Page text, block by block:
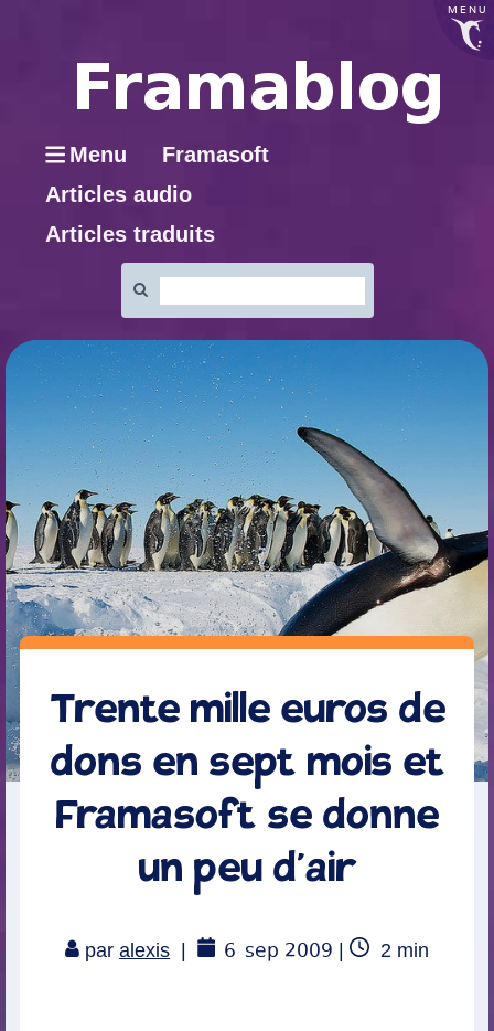
MENU
Menu
Framasoft
Articles audio
Articles traduits
:
Trente mille euros de
dons en sept mois et
Framasoft se donne
un peu d’air
paralexis 6 sep 2009
Temps
2min